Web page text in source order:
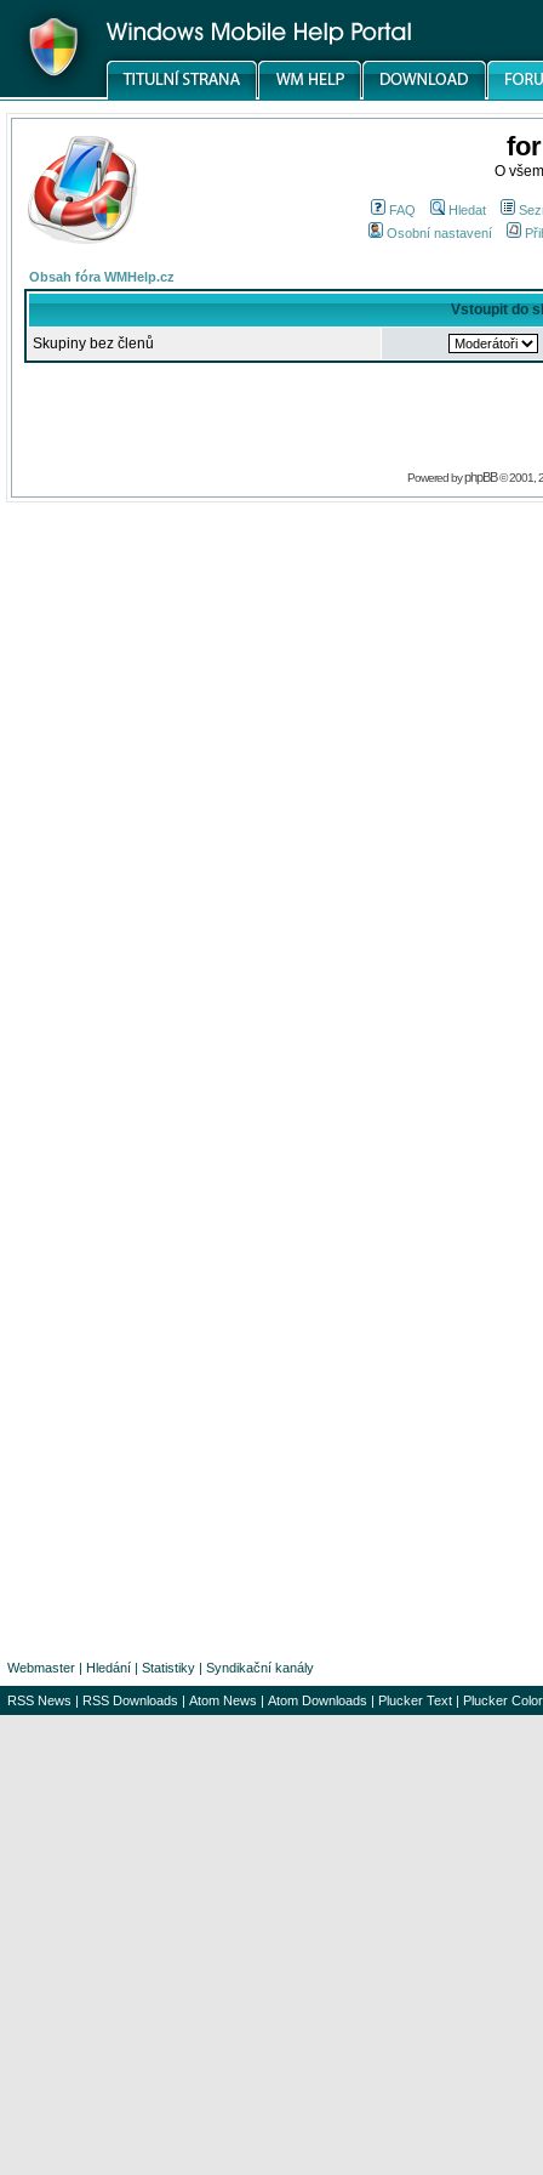
O
FAQ Hledat
Osobní nastavení
Obsah fóra WMHelp.cz
Vstoupit do
Skupiny bez členů
Powered byphpBB© 2001,
Webmaster | Hledání | Statistiky | Syndikační kanály
RSS News | RSS Downloads | Atom News | Atom Downloads | Plucker Text | Plucker Color